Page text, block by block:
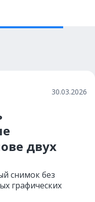
30.03.2026
двух
снимок без
графических